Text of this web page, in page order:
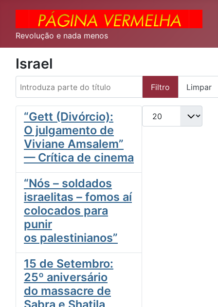
Revolução e nada menos
Israel
Introduza parte do título
Filtro Limpar
Qtd. a exibir
“Gett (Divórcio):
O julgamento de
Viviane Amsalem”
— Crítica de cinema
“Nós – soldados
israelitas – fomos aí
colocados para
punir
os palestinianos”
15 de Setembro:
25º aniversário
do massacre de